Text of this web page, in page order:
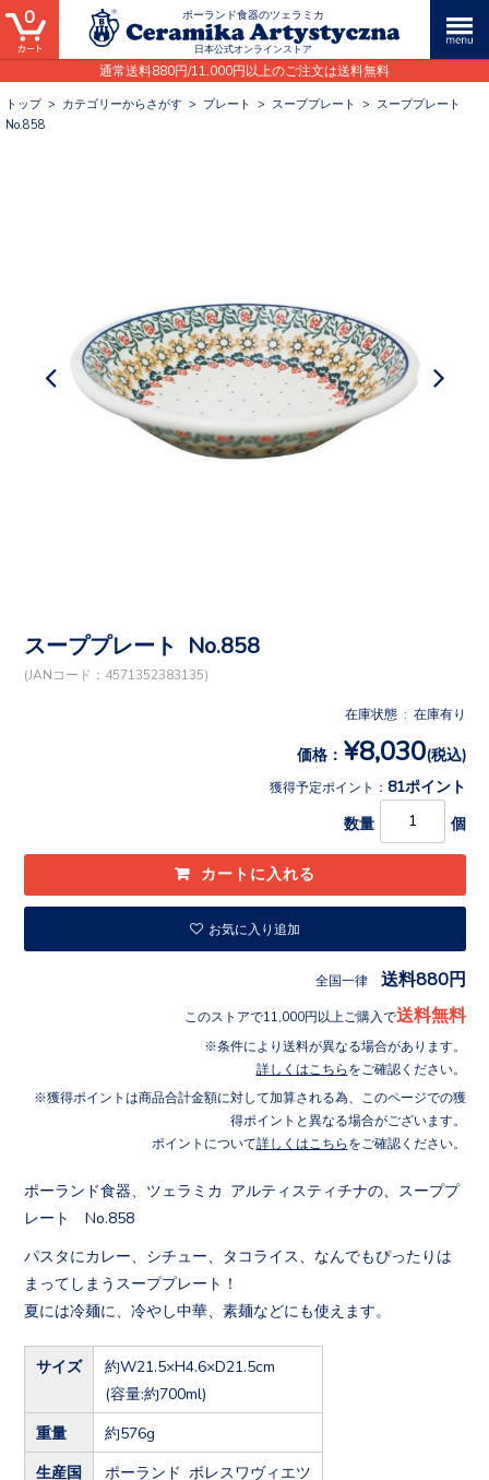
ポーランド食器のツェラミカ
日本公式オンラインストア
通常送料880円/11,000円以上のご注文は送料無料
0
トップ> カテゴリーからさがす > プレート > スーププレート > スーププレート
No.858
スーププレート No.858
(JANコード：4571352383135)
在庫状態 : 在庫有り
価格： ¥8,030(税込)
獲得予定ポイント： 81ポイント
数量 個
お気に入り追加
全国一律 送料880円
このストアで11,000円以上ご購入で送料無料
条件により送料が異なる場合があります。
詳しくはこちら をご確認ください。
獲得ポイントは商品合計金額に対して加算される為、このページでの獲
得ポイントと異なる場合がございます。
ポイントについて詳しくはこちら をご確認ください。
ポーランド食器、ツェラミカ アルティスティチナの、スーププ
レート No.858
パスタにカレー、シチュー、タコライス、なんでもぴったりは
まってしまうスーププレート！
夏には冷麺に、冷やし中華、素麺などにも使えます。
サイズ
約W21.5×H4.6×D21.5cm
(容量:約700ml)
重量 約576g
生産国 ポーランド ボレスワヴィエツ